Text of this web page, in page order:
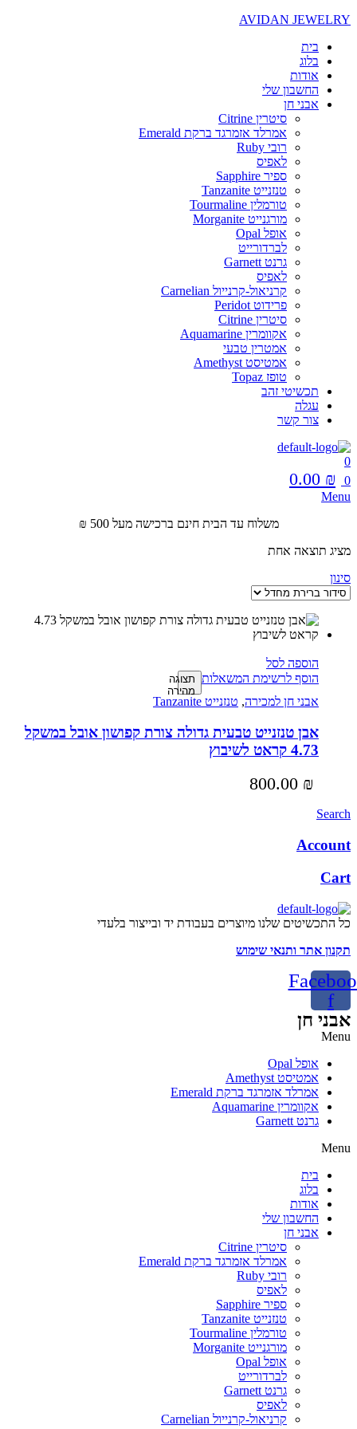
AVIDAN JEWELRY
בית
בלוג
אודות
החשבון שלי
אבני חן
סיטרין Citrine
אמרלד אזמרגד ברקת Emerald
רובי Ruby
לאפיס
ספיר Sapphire
טנזנייט Tanzanite
טורמלין Tourmaline
מורגנייט Morganite
אופל Opal
לברדורייט
גרנט Garnett
לאפיס
קרניאול-קרנייול Carnelian
פרידוט Peridot
סיטרין Citrine
אקוומרין Aquamarine
אמטרין טבעי
אמטיסט Amethyst
טופז Topaz
תכשיטי זהב
עגלה
צור קשר
0
0
0.00 ₪
Menu
משלוח עד הבית חינם ברכישה מעל 500 ₪
מציג תוצאה אחת
סינון
הוספה לסל
הוסף לרשימת המשאלות תצוגה
מהירה
אבני חן למכירה, טנזנייט Tanzanite
אבן טנזנייט טבעית גדולה צורת קפושון אובל במשקל
4.73 קראט לשיבוץ
800.00 ₪
Search
Account
Cart
כל התכשיטים שלנו מיוצרים בעבודת יד ובייצור בלעדי
תקנון אתר ותנאי שימוש
f
אבני חן
Menu
אופל Opal
אמטיסט Amethyst
אמרלד אזמרגד ברקת Emerald
אקוומרין Aquamarine
גרנט Garnett
Menu
בית
בלוג
אודות
החשבון שלי
אבני חן
סיטרין Citrine
אמרלד אזמרגד ברקת Emerald
רובי Ruby
לאפיס
ספיר Sapphire
טנזנייט Tanzanite
טורמלין Tourmaline
מורגנייט Morganite
אופל Opal
לברדורייט
גרנט Garnett
לאפיס
קרניאול-קרנייול Carnelian